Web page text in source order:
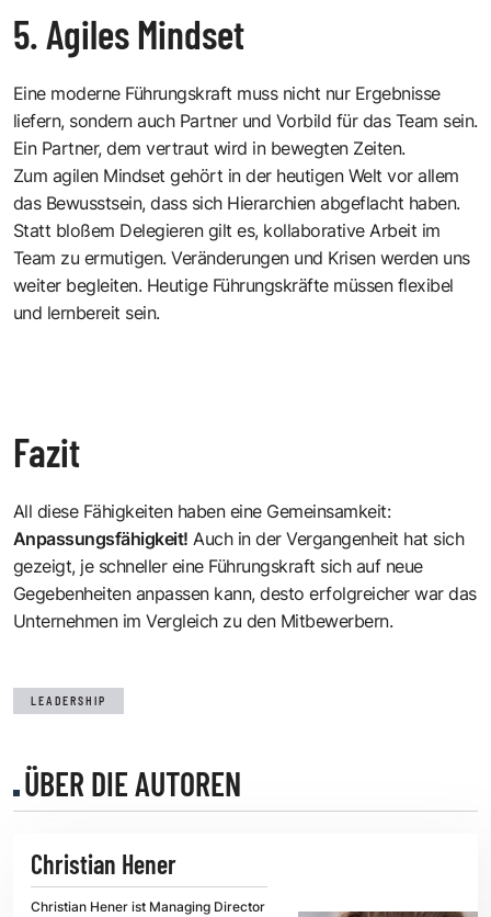
5. Agiles Mindset
Eine moderne Führungskraft muss nicht nur Ergebnisse
liefern, sondern auch Partner und Vorbild für das Team sein.
Ein Partner, dem vertraut wird in bewegten Zeiten.
Zum agilen Mindset gehört in der heutigen Welt vor allem
das Bewusstsein, dass sich Hierarchien abgeflacht haben.
Statt bloßem Delegieren gilt es, kollaborative Arbeit im
Team zu ermutigen. Veränderungen und Krisen werden uns
weiter begleiten. Heutige Führungskräfte müssen flexibel
und lernbereit sein.
Fazit
All diese Fähigkeiten haben eine Gemeinsamkeit:
Anpassungsfähigkeit! Auch in der Vergangenheit hat sich
gezeigt, je schneller eine Führungskraft sich auf neue
Gegebenheiten anpassen kann, desto erfolgreicher war das
Unternehmen im Vergleich zu den Mitbewerbern.
LEADERSHIP
ÜBER DIE AUTOREN
Christian Hener
Christian Hener ist Managing Director